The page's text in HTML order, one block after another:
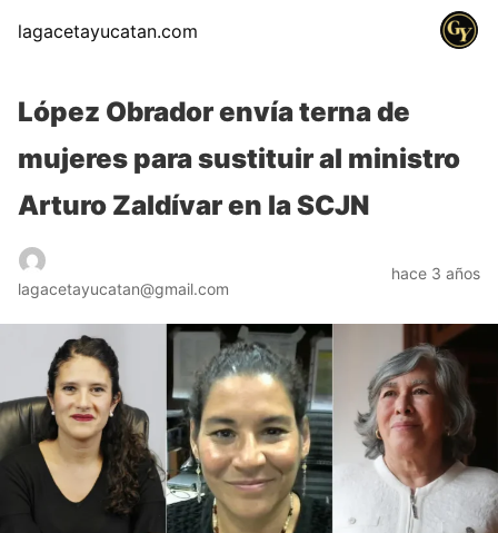
lagacetayucatan.com
López Obrador envía terna de
mujeres para sustituir al ministro
Arturo Zaldívar en la SCJN
lagacetayucatan@gmail.com
hace 3 años